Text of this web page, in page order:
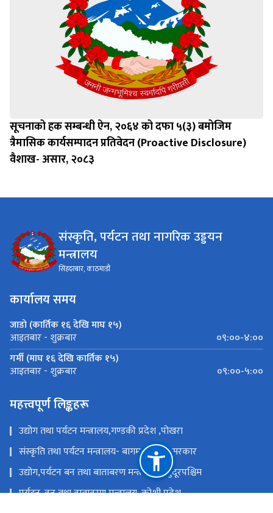
सूचनाको हक सम्बन्धी ऐन, २०६४ को दफा ५(३) बमोजिम
त्रैमासिक कार्यसम्पादन प्रतिवेदन (Proactive Disclosure)
वैशाख- असार, २०८३
संस्कृति, पर्यटन तथा नागरिक उड्डयन
मन्त्रालय
सिंहदरबार, काठमाडौं
कार्यालय समय
जाडो (कार्तिक १६ देखि माघ १५)
आइतबार - शुक्रबार
०९:००-४:००
गर्मी (माघ १६ देखि कार्तिक १५)
आइतबार - शुक्रबार ०९:००-५:००
महत्त्वपूर्ण लिङ्कहरू
उद्योग तथा पर्यटन मन्त्रालय,गण्डकी प्रदेश ,पोखरा
संस्कृति तथा पर्यटन मन्त्रालय- बागमती प्रदेश सरकार
उद्योग,पर्यटन बन तथा बाताबरण मन्त्रालय - सुदूरपश्चिम
पर्यटन, वन तथा वातावरण मन्त्रालय, कोशी प्रदेश